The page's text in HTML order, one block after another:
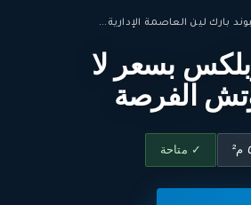
بارك لين العاصمة الإدارية...
بسعر لا
الفرصة
✓ متاحة